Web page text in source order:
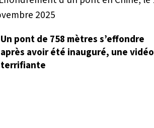
Un pont de 758 mètres s’effondre
après avoir été inauguré, une vidéo
terrifiante